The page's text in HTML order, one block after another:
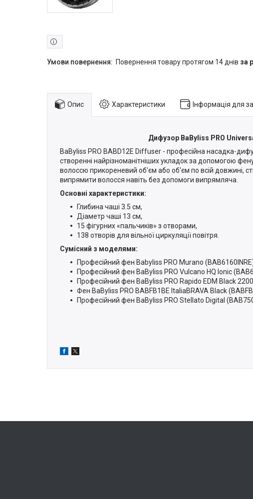
повернення товару протягом 14 днів за
Опис Характеристики Інформація для
Дифузор BaByliss PRO
BaByliss PRO BABD12E Diffuser - професійна насадка-
створенні найрізноманітніших укладок за допомогою
волоссю прикореневий об'єм або об'єм по всій довжині,
випрямити волосся навіть без допомоги випрямляча.
Основні характеристики:
Глибина чаші 3.5 см,
Діаметр чаші 13 см,
15 фігурних «пальчиків» з отворами,
138 отворів для вільної циркуляції повітря.
Сумісний з моделями:
Професійний фен Babyliss PRO Murano
Професійний фен BaByliss PRO Vulcano HQ Ionic
Професійний фен BaByliss PRO Rapido EDM Black
Фен BaByliss PRO BABFB1BE ItaliaBRAVA Black
Професійний фен BaByliss PRO Stellato Digital